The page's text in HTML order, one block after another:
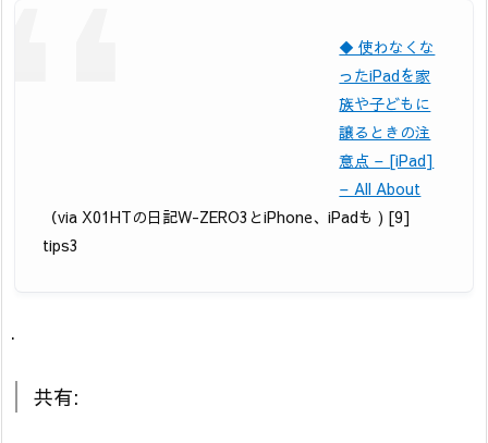
◆ 使わなくな
ったiPadを家
族や子どもに
譲るときの注
意点 – [iPad]
– All About
（via X01HTの日記W-ZERO3とiPhone、iPadも ) [9]
tips3
.
共有: